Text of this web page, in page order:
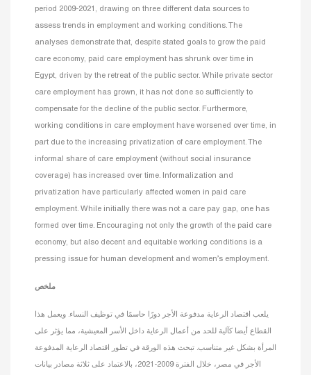
period 2009-2021, drawing on three different data sources to
assess trends in employment and working conditions. The
analyses demonstrate that, despite stated goals to grow the paid
care economy, paid care employment has shrunk over time in
Egypt, driven by the retreat of the public sector. While private sector
care employment has grown, it has not done so sufficiently to
compensate for the decline of the public sector. Furthermore,
working conditions in care employment have worsened over time, in
part due to the increasing privatization of care employment. The
informal share of care employment (without social insurance
coverage) has increased over time. Informalization and
privatization have particularly affected women in paid care
employment. While initially there was not a care pay gap, one has
formed over time. Encouraging not only the growth of the paid care
economy, but also decent and equitable working conditions is a
pressing issue for human development and women’s employment.
ملخص
يلعب اقتصاد الرعاية مدفوعة الأجر دورًا حاسمًا في توظيف النساء. ويعمل هذا
القطاع أيضا كآلية للحد من أعمال الرعاية داخل الأسر المعيشية، مما يؤثر على
المرأة بشكل غير متناسب. تبحث هذه الورقة في تطور اقتصاد الرعاية المدفوعة
الأجر في مصر، خلال الفترة 2009-2021، بالاعتماد على ثلاثة مصادر بيانات